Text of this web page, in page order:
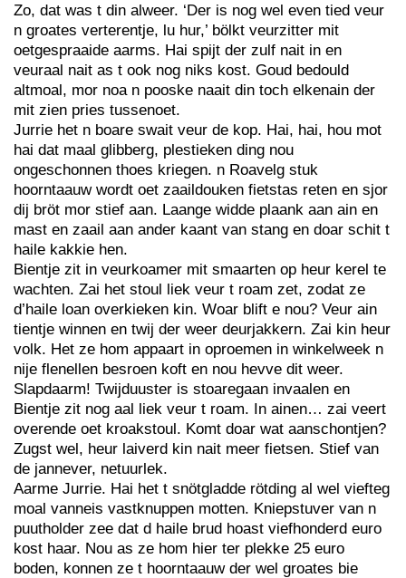
Zo, dat was t din alweer. ‘Der is nog wel even tied veur
n groates verterentje, lu hur,’ bölkt veurzitter mit
oetgespraaide aarms. Hai spijt der zulf nait in en
veuraal nait as t ook nog niks kost. Goud bedould
altmoal, mor noa n pooske naait din toch elkenain der
mit zien pries tussenoet.
Jurrie het n boare swait veur de kop. Hai, hai, hou mot
hai dat maal glibberg, plestieken ding nou
ongeschonnen thoes kriegen. n Roavelg stuk
hoorntaauw wordt oet zaaildouken fietstas reten en sjor
dij bröt mor stief aan. Laange widde plaank aan ain en
mast en zaail aan ander kaant van stang en doar schit t
haile kakkie hen.
Bientje zit in veurkoamer mit smaarten op heur kerel te
wachten. Zai het stoul liek veur t roam zet, zodat ze
d’haile loan overkieken kin. Woar blift e nou? Veur ain
tientje winnen en twij der weer deurjakkern. Zai kin heur
volk. Het ze hom appaart in oproemen in winkelweek n
nije flenellen besroen koft en nou hevve dit weer.
Slapdaarm! Twijduuster is stoaregaan invaalen en
Bientje zit nog aal liek veur t roam. In ainen… zai veert
overende oet kroakstoul. Komt doar wat aanschontjen?
Zugst wel, heur laiverd kin nait meer fietsen. Stief van
de jannever, netuurlek.
Aarme Jurrie. Hai het t snötgladde rötding al wel viefteg
moal vanneis vastknuppen motten. Kniepstuver van n
puutholder zee dat d haile brud hoast viefhonderd euro
kost haar. Nou as ze hom hier ter plekke 25 euro
boden, konnen ze t hoorntaauw der wel groates bie